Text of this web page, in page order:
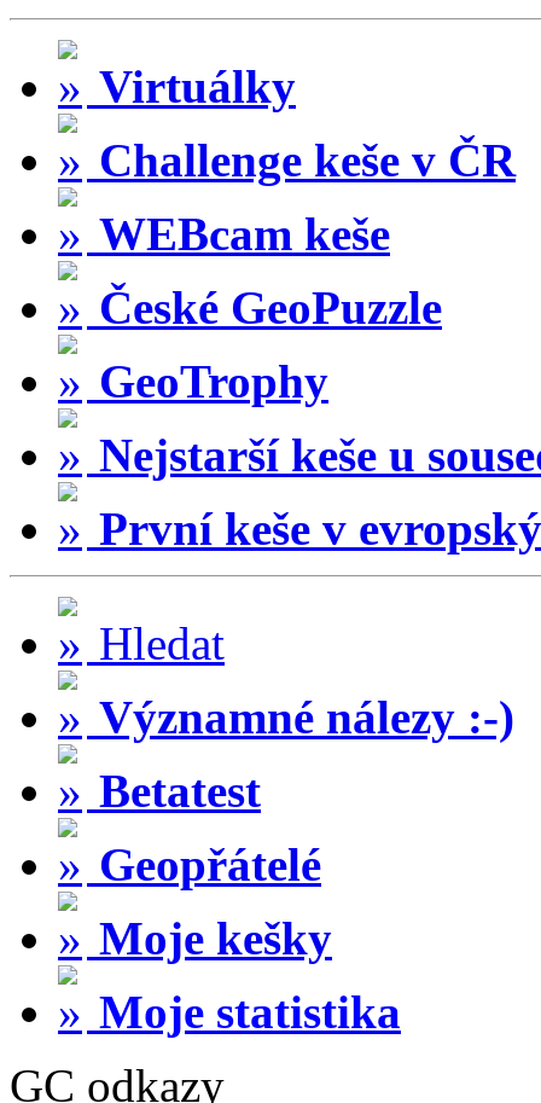
Virtuálky
Challenge keše v ČR
WEBcam keše
České GeoPuzzle
GeoTrophy
Nejstarší keše u
První keše v
Hledat
Významné nálezy :-)
Betatest
Geopřátelé
Moje kešky
Moje statistika
GC odkazy